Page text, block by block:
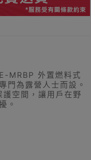
外置燃料式
門為露營人士而設。
空間，讓用戶在野
。